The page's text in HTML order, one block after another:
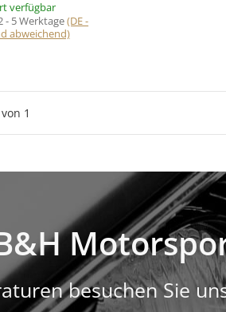
verfügbar
- 5 Werktage(DE -
abweichend)
von 1
besuchen Sie